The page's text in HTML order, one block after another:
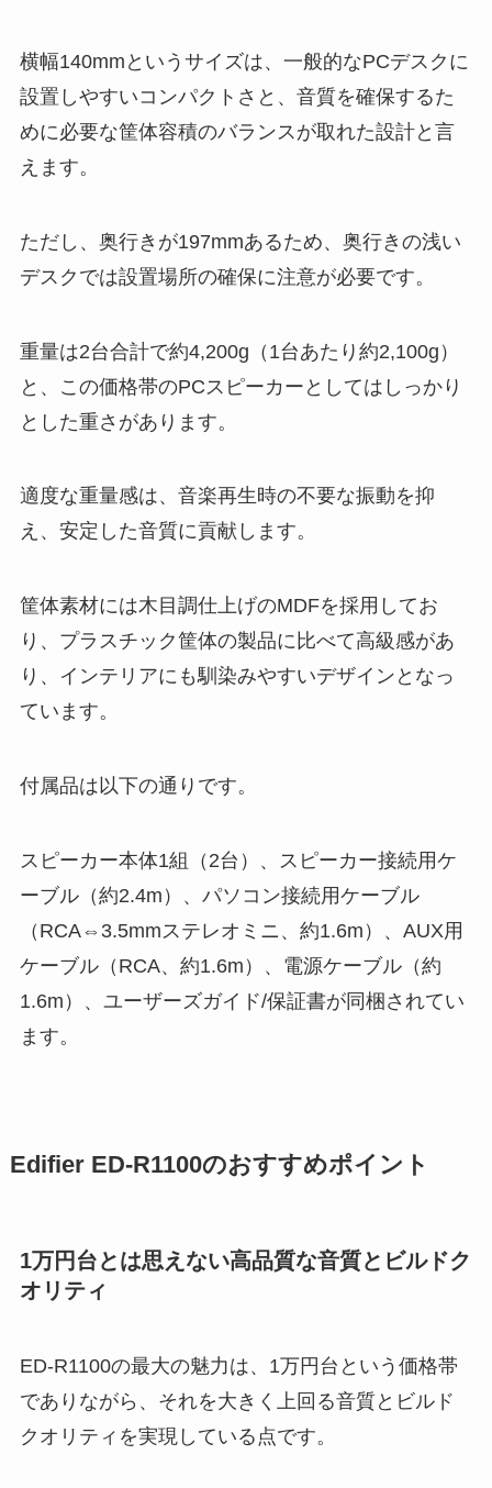
横幅140mmというサイズは、一般的なPCデスクに
設置しやすいコンパクトさと、音質を確保するた
めに必要な筐体容積のバランスが取れた設計と言
えます。
ただし、奥行きが197mmあるため、奥行きの浅い
デスクでは設置場所の確保に注意が必要です。
重量は2台合計で約4,200g（1台あたり約2,100g）
と、この価格帯のPCスピーカーとしてはしっかり
とした重さがあります。
適度な重量感は、音楽再生時の不要な振動を抑
え、安定した音質に貢献します。
筐体素材には木目調仕上げのMDFを採用してお
り、プラスチック筐体の製品に比べて高級感があ
り、インテリアにも馴染みやすいデザインとなっ
ています。
付属品は以下の通りです。
スピーカー本体1組（2台）、スピーカー接続用ケ
ーブル（約2.4m）、パソコン接続用ケーブル
（RCA⇔3.5mmステレオミニ、約1.6m）、AUX用
ケーブル（RCA、約1.6m）、電源ケーブル（約
1.6m）、ユーザーズガイド/保証書が同梱されてい
ます。
Edifier ED-R1100のおすすめポイント
1万円台とは思えない高品質な音質とビルドク
オリティ
ED-R1100の最大の魅力は、1万円台という価格帯
でありながら、それを大きく上回る音質とビルド
クオリティを実現している点です。